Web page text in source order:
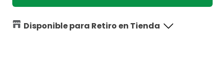
M-
Pets
M-
Pets
Disponible para Retiro en Tienda